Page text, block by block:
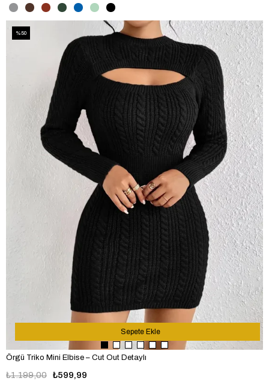
Örgü Triko Mini Elbise – Cut Out Detaylı
₺599,99
₺1.199,00
Sepete Ekle
%50